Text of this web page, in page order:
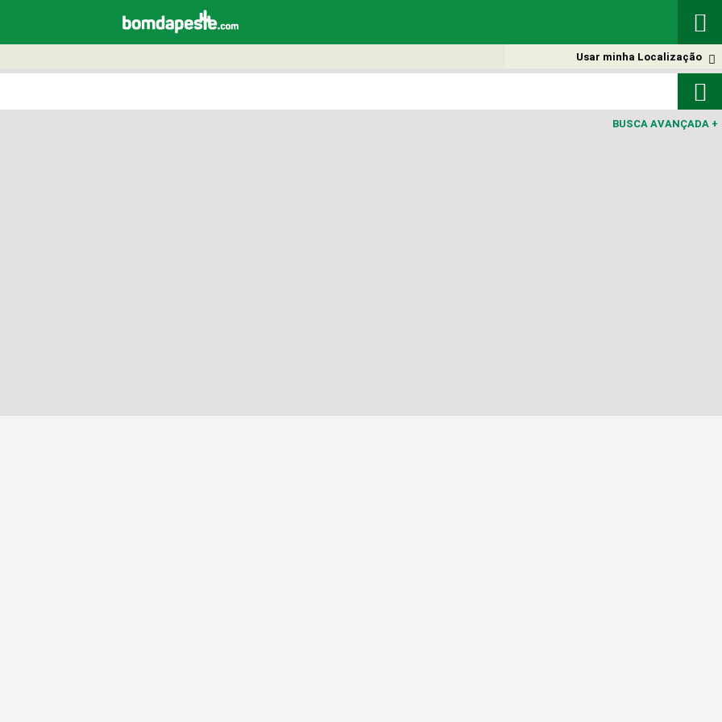


Usar minha Localização

BUSCA AVANÇADA +